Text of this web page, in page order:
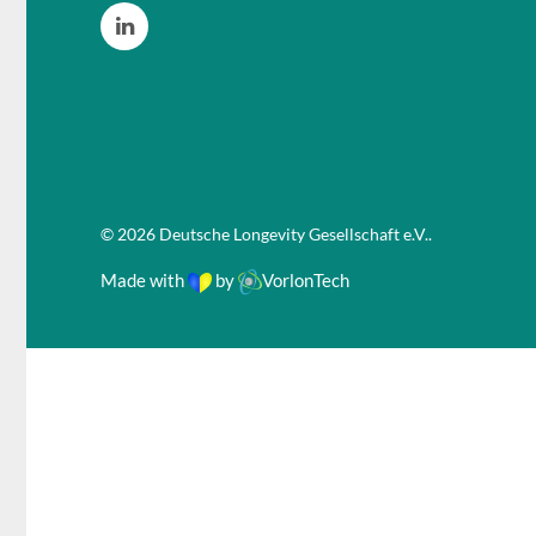
© 2026 Deutsche Longevity Gesellschaft e.V..
Made with by VorlonTech